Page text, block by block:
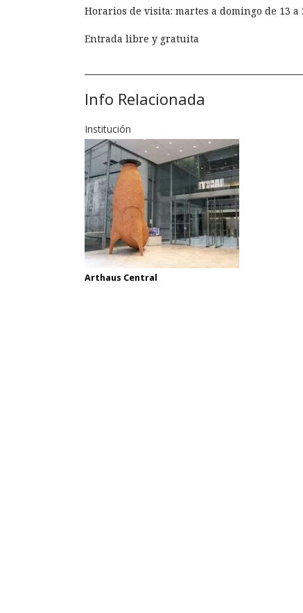
Horarios de visita: martes a domingo de 13 a
Entrada libre y gratuita
Info Relacionada
Institución
Arthaus Central